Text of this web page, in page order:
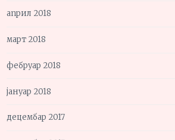
април 2018
март 2018
фебруар 2018
јануар 2018
децембар 2017